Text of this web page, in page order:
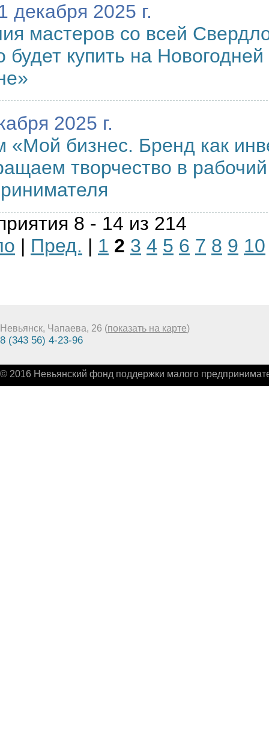
декабря 2025 г.
мастеров со всей
будет купить на
2025 г.
«Мой бизнес. Бренд как
творчество в
8 - 14 из 214
| Пред. | 1 2 3 4 5 6 7 8 9 10
Невьянск, Чапаева, 26 (показать на карте)
8 (343 56) 4-23-96
© 2016 Невьянский фонд поддержки малого